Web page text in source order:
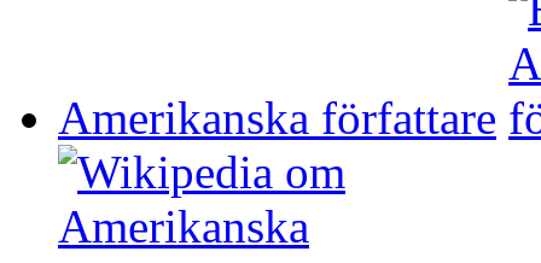
Amerikanska författare